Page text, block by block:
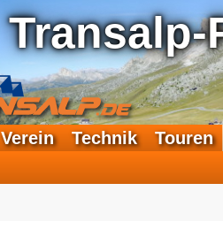
Transalp-
Verein Technik Touren